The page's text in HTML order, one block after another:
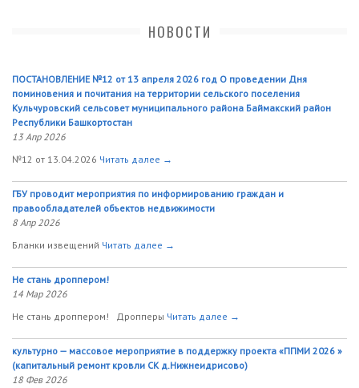
НОВОСТИ
ПОСТАНОВЛЕНИЕ №12 от 13 апреля 2026 год О проведении Дня
поминовения и почитания на территории сельского поселения
Кульчуровский сельсовет муниципального района Баймакский район
Республики Башкортостан
13 Апр 2026
№12 от 13.04.2026 Читать далее →
ГБУ проводит мероприятия по информированию граждан и
правообладателей объектов недвижимости
8 Апр 2026
Бланки извещений Читать далее →
Не стань дроппером!
14 Мар 2026
Не стань дроппером! Дропперы Читать далее →
культурно — массовое мероприятие в поддержку проекта «ППМИ 2026 »
(капитальный ремонт кровли СК д.Нижнеидрисово)
18 Фев 2026